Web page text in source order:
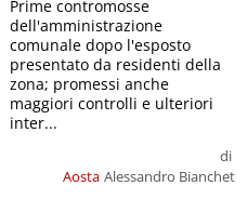
Aosta
di
Alessandro Bianchet
Prime contromosse
dell'amministrazione
comunale dopo l'esposto
presentato da residenti della
zona; promessi anche
maggiori controlli e ulteriori
inter...